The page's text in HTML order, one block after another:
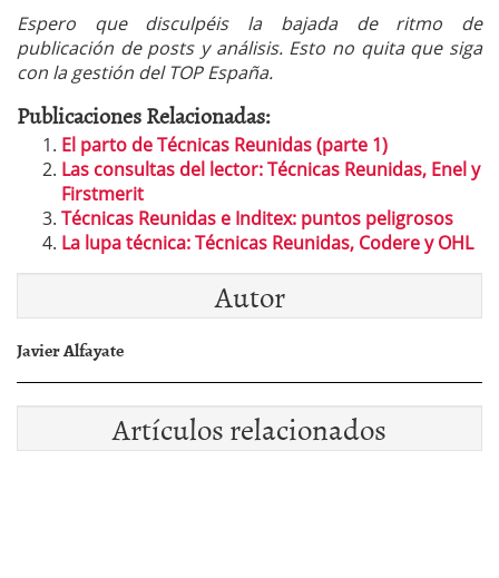
Espero que disculpéis la bajada de ritmo de
publicación de posts y análisis. Esto no quita que siga
con la gestión del TOP España.
Publicaciones Relacionadas:
El parto de Técnicas Reunidas (parte 1)
Las consultas del lector: Técnicas Reunidas, Enel y
Firstmerit
Técnicas Reunidas e Inditex: puntos peligrosos
La lupa técnica: Técnicas Reunidas, Codere y OHL
Autor
Javier Alfayate
Artículos relacionados